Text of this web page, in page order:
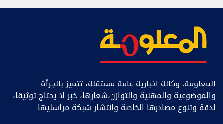
المعلومة: وكالة اخبارية عامة مستقلة، تتميز بالجرأة
والموضوعية والمهنية والتوازن،شعارها، خبر ﻻ يحتاج توثيقا،
لدقة وتنوع مصادرها الخاصة وانتشار شبكة مراسليها